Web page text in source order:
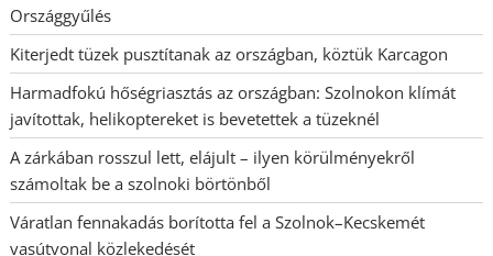
Országgyűlés
Kiterjedt tüzek pusztítanak az országban, köztük Karcagon
Harmadfokú hőségriasztás az országban: Szolnokon klímát
javítottak, helikoptereket is bevetettek a tüzeknél
A zárkában rosszul lett, elájult – ilyen körülményekről
számoltak be a szolnoki börtönből
Váratlan fennakadás borította fel a Szolnok–Kecskemét
vasútvonal közlekedését